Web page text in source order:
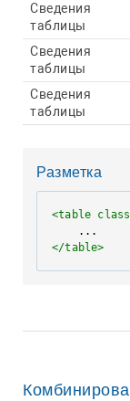
Сведения
таблицы
Сведения
таблицы
Сведения
таблицы
Разметка
<table class
</table>